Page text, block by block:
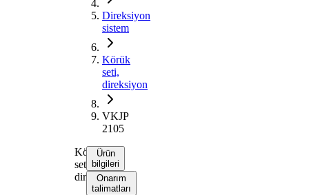
Direksiyon
sistem
Körük
seti,
direksiyon
VKJP
2105
Körük
seti,
direksiyon
Ürün
bilgileri
Onarım
talimatları